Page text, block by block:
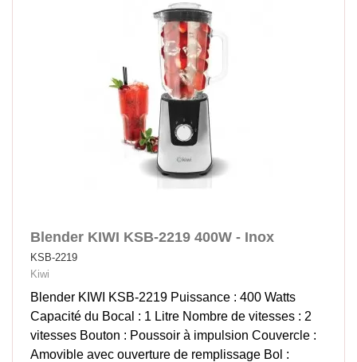
Blender KIWI KSB-2219 400W - Inox
KSB-2219
Kiwi
Blender KIWI KSB-2219 Puissance : 400 Watts
Capacité du Bocal : 1 Litre Nombre de vitesses : 2
vitesses Bouton : Poussoir à impulsion Couvercle :
Amovible avec ouverture de remplissage Bol :